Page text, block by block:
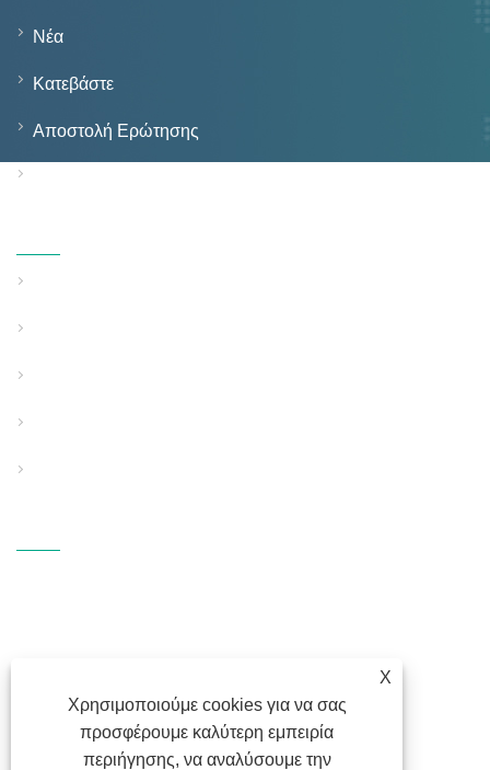
X
Χρησιμοποιούμε cookies για να σας
προσφέρουμε καλύτερη εμπειρία
περιήγησης, να αναλύσουμε την
Νέα
Κατεβάστε
Αποστολή Ερώτησης
ΗΛΕΚΤΡΟΝΙΚΗ ΔΙΕΥΘΥΝΣΗ:
fl@fangli.com
ΦΑΞ: +86-574-28883018